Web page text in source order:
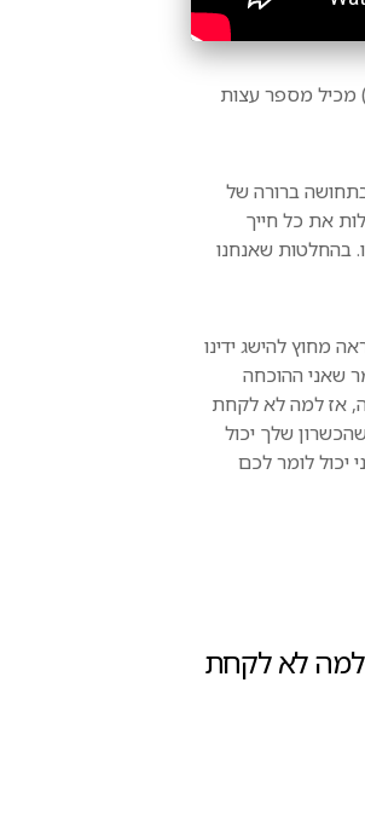
מכיל מספר עצות
ברורה של
את כל חייך
בהחלטות שאנחנו
מחוץ להישג ידינו
שאני ההוכחה
אז למה לא לקחת
שלך יכול
לומר לכם
למה לא לקחת